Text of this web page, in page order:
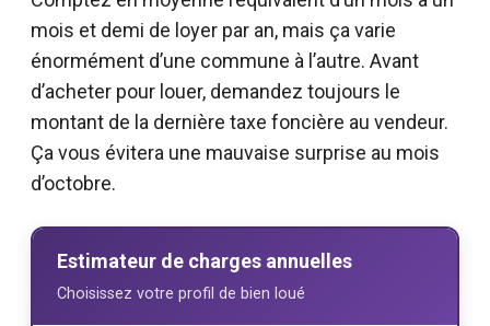
mois et demi de loyer par an, mais ça varie
énormément d’une commune à l’autre. Avant
d’acheter pour louer, demandez toujours le
montant de la dernière taxe foncière au vendeur.
Ça vous évitera une mauvaise surprise au mois
d’octobre.
Estimateur de charges annuelles
Choisissez votre profil de bien loué